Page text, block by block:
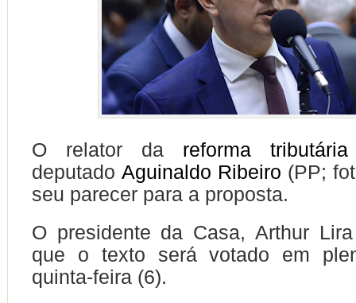
O relator da reforma tributária
deputado Aguinaldo Ribeiro (PP;
seu parecer para a proposta.
O presidente da Casa, Arthur
que o texto será votado em
quinta-feira (6).